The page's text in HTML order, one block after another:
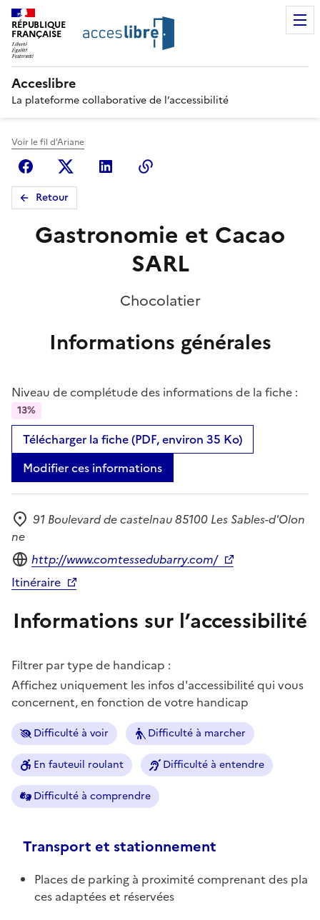
RÉPUBLIQUE
FRANÇAISE
Acceslibre
La plateforme collaborative de l’accessibilité
Voir le fil d'Ariane
FacebookX (anciennement Twitter)
Linkedin
Retour
Gastronomie et Cacao
SARL
Chocolatier
Informations générales
Niveau de complétude des informations de la fiche :
13%
Télécharger la fiche (PDF, environ 35 Ko)
Modifier ces informations
Adresse
91 Boulevard de castelnau 85100 Les Sables-d'Olon
ne
Site internet
http://www.comtessedubarry.com/
Itinéraire
Informations sur l’accessibilité
Filtrer par type de handicap :
Affichez uniquement les infos d'accessibilité qui vous
concernent, en fonction de votre handicap
Difficulté à voir Difficulté à marcher
En fauteuil roulant Difficulté à entendre
Difficulté à comprendre
Transport et stationnement
Places de parking à proximité comprenant des pla
ces adaptées et réservées